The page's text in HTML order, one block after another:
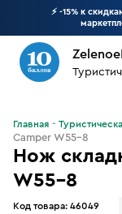
⚡ -15% к
Нож
W55-8
Код товара: 46049
Главная
Camper W55-8